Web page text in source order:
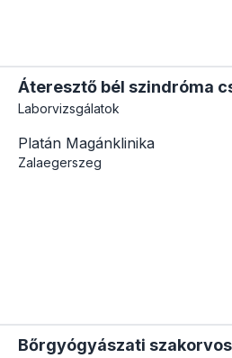
Áteresztő bél szindróma
Laborvizsgálatok
Platán Magánklinika
Zalaegerszeg
Bőrgyógyászati